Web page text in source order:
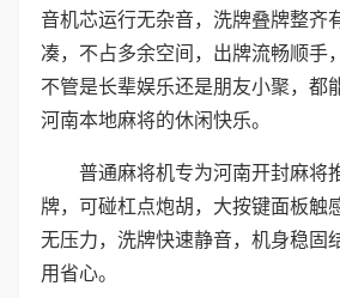
音机芯运行无杂音，洗牌叠牌整齐
凑，不占多余空间，出牌流畅顺手
不管是长辈娱乐还是朋友小聚，都
河南本地麻将的休闲快乐。
普通麻将机专为河南开封麻将
牌，可碰杠点炮胡，大按键面板触
无压力，洗牌快速静音，机身稳固
用省心。